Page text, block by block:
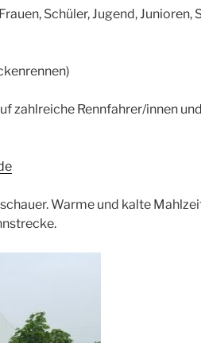
Schüler, Jugend, Junioren,
zahlreiche Rennfahrer/innen
Warme und kalte